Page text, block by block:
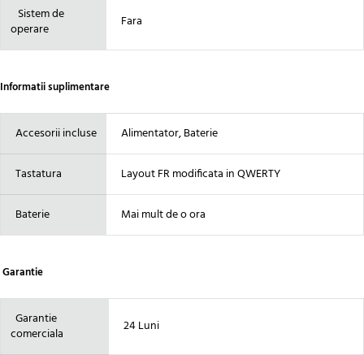
Sistem de
operare
Fara
Informatii suplimentare
Accesorii incluse Alimentator, Baterie
Tastatura Layout FR modificata in QWERTY
Baterie Mai mult de o ora
Garantie
Garantie
comerciala
24 Luni